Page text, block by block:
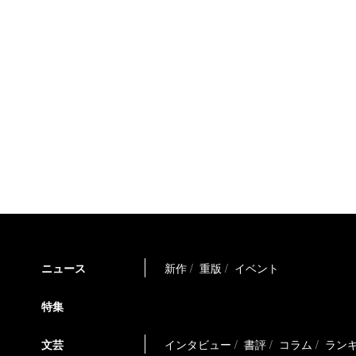
ニュース 新作 重版 イベント
特集
文芸 インタビュー 書評 コラム ラン